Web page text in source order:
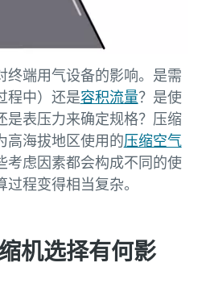
终端用气设备的影响。是需
程中）还是容积流量？是使
是表压力来确定规格？压缩
高海拔地区使用的压缩空气
考虑因素都会构成不同的使
程变得相当复杂。
机选择有何影